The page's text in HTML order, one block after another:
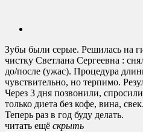
Зубы были серые. Решилась на
чистку Светлана Сергеевна :
до/после (ужас). Процедура
чувствительно, но терпимо.
Через 3 дня позвонили,
только диета без кофе, вина,
Теперь раз в год буду делать.
читать ещё cкрыть